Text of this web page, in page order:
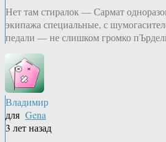
Нет там стиралок — Сармат
экипажа специальные, с
педали — не слишком громко
Владимир
для Gena
3 лет назад